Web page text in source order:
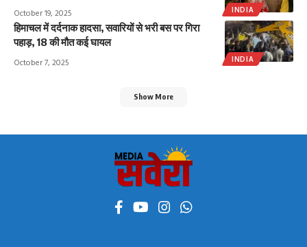
INDIA
October 19, 2025
INDIA
हिमाचल में दर्दनाक हादसा, सवारियों से भरी बस पर गिरा
पहाड़, 18 की मौत कई घायल
October 7, 2025
Show More